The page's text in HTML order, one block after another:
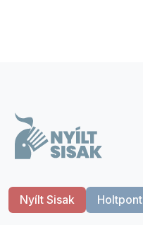
Nyílt Sisak Holtpont